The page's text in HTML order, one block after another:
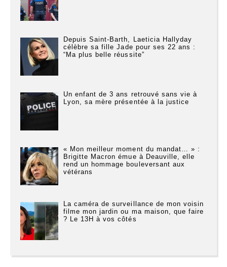
Depuis Saint-Barth, Laeticia Hallyday
célèbre sa fille Jade pour ses 22 ans :
“Ma plus belle réussite”
Un enfant de 3 ans retrouvé sans vie à
Lyon, sa mère présentée à la justice
« Mon meilleur moment du mandat… » :
Brigitte Macron émue à Deauville, elle
rend un hommage bouleversant aux
vétérans
La caméra de surveillance de mon voisin
filme mon jardin ou ma maison, que faire
? Le 13H à vos côtés